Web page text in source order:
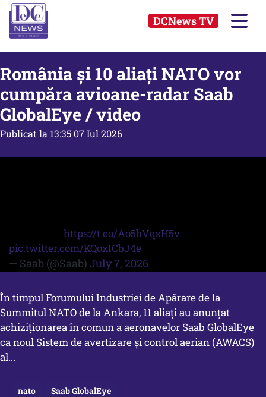
DCNews TV
România și 10 aliați NATO vor
cumpăra avioane-radar Saab
GlobalEye / video
Publicat la 13:35 07 Iul 2026
https://t.co/Ao5bVqxH5v
pic.twitter.com/KQoxICbJ4e
— Saab (@Saab) July 7, 2026
În timpul Forumului Industriei de Apărare de la
Summitul NATO de la Ankara, 11 aliați au anunțat
achiziționarea în comun a aeronavelor Saab GlobalEye
ca noul Sistem de avertizare și control aerian (AWACS)
al...
nato Saab GlobalEye